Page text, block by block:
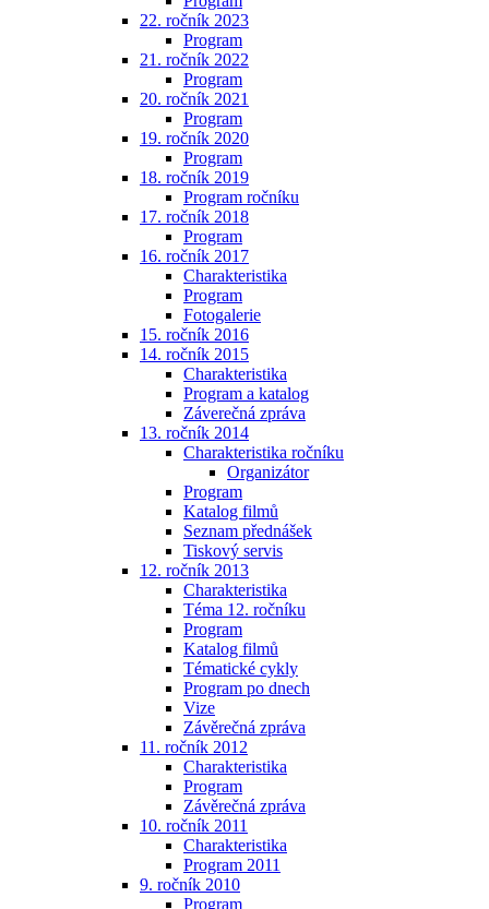
22. ročník 2023
Program
21. ročník 2022
Program
20. ročník 2021
Program
19. ročník 2020
Program
18. ročník 2019
Program ročníku
17. ročník 2018
Program
16. ročník 2017
Charakteristika
Program
Fotogalerie
15. ročník 2016
14. ročník 2015
Charakteristika
Program a katalog
Záverečná zpráva
13. ročník 2014
Charakteristika ročníku
Organizátor
Program
Katalog filmů
Seznam přednášek
Tiskový servis
12. ročník 2013
Charakteristika
Téma 12. ročníku
Program
Katalog filmů
Tématické cykly
Program po dnech
Vize
Závěrečná zpráva
11. ročník 2012
Charakteristika
Program
Závěrečná zpráva
10. ročník 2011
Charakteristika
Program 2011
9. ročník 2010
Program